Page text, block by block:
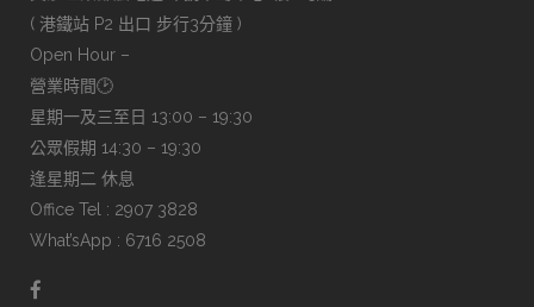
( 港鐵站 P2 出口 步行3分鐘 )
Open Hour –
營業時間🕑
星期一及三至日 13:00 – 19:30
公眾假期 14:30 – 19:30
逢星期二 休息
Office Tel : 2907 3828
What’sApp : 6716 2508